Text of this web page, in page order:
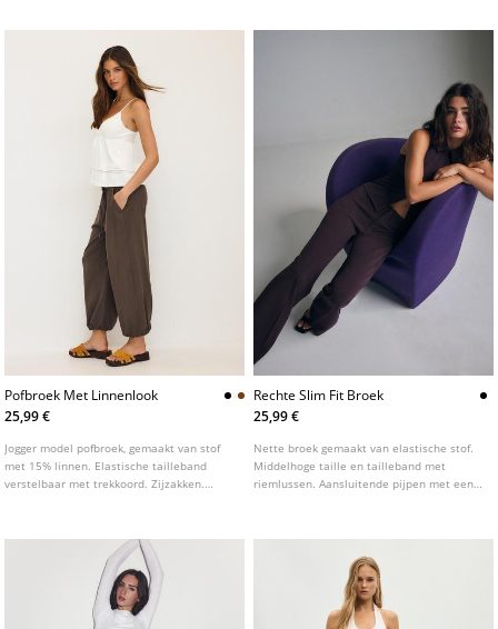
Pofbroek Met Linnenlook
25,99 €
Jogger model pofbroek, gemaakt van stof
met 15% linnen. Elastische tailleband
verstelbaar met trekkoord. Zijzakken.
Rechte Slim Fit Broek
25,99 €
Nette broek gemaakt van elastische stof.
Middelhoge taille en tailleband met
riemlussen. Aansluitende pijpen met een
kleuren.